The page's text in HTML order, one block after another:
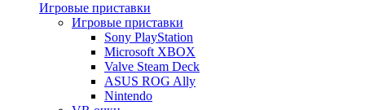
Игровые приставки
Игровые приставки
Sony PlayStation
Microsoft XBOX
Valve Steam Deck
ASUS ROG Ally
Nintendo